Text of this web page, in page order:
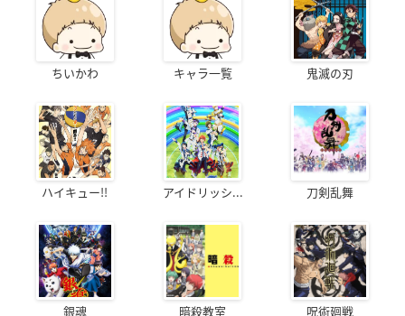
ちいかわ キャラ一覧 鬼滅の刃
ハイキュー!! アイドリッシ... 刀剣乱舞
銀魂 暗殺教室 呪術廻戦